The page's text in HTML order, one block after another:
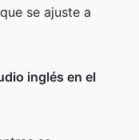
se ajuste a
inglés en el